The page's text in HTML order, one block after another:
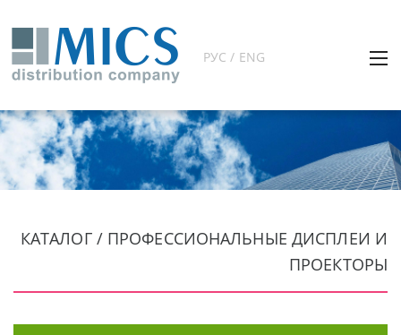
РУС / ENG
КАТАЛОГ / ПРОФЕССИОНАЛЬНЫЕ ДИСПЛЕИ И
ПРОЕКТОРЫ